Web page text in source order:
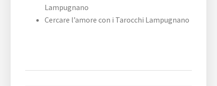
Lampugnano
Cercare l’amore con i Tarocchi Lampugnano